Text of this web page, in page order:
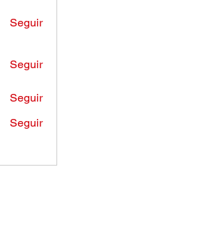
Seguir
Seguir
Seguir
Seguir